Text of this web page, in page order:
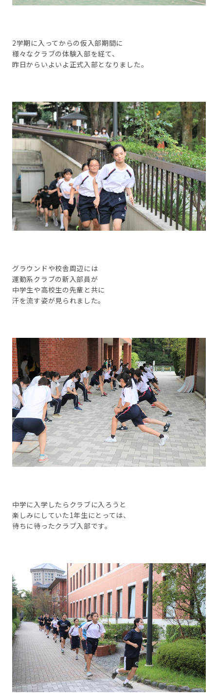
2学期に入ってからの仮入部期間に
様々なクラブの体験入部を経て、
昨日からいよいよ正式入部となりました。
グラウンドや校舎周辺には
運動系クラブの新入部員が
中学生や高校生の先輩と共に
汗を流す姿が見られました。
中学に入学したらクラブに入ろうと
楽しみにしていた1年生にとっては、
待ちに待ったクラブ入部です。